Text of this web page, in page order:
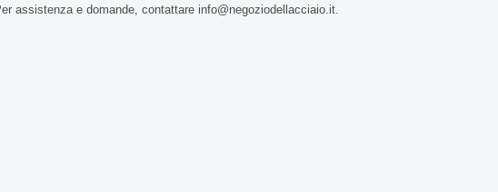
assistenza e domande, contattare info@negoziodellacciaio.it.